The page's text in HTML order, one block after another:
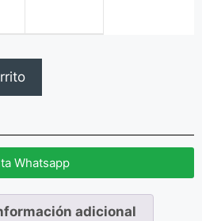
Whatsapp
adicional